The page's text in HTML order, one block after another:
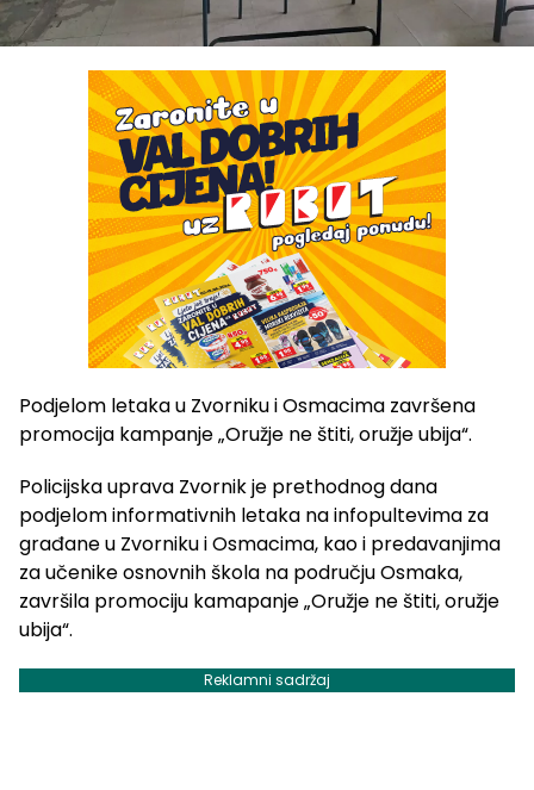
Podjelom letaka u Zvorniku i Osmacima završena
promocija kampanje „Oružje ne štiti, oružje ubija“.
Policijska uprava Zvornik je prethodnog dana
podjelom informativnih letaka na infopultevima za
građane u Zvorniku i Osmacima, kao i predavanjima
za učenike osnovnih škola na području Osmaka,
završila promociju kamapanje „Oružje ne štiti, oružje
ubija“.
Reklamni sadržaj